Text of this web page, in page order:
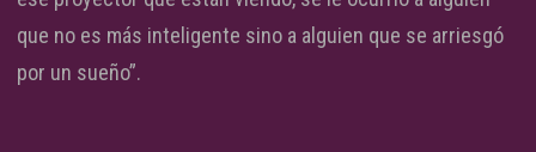
que no es más inteligente sino a alguien que se arriesgó
por un sueño”.